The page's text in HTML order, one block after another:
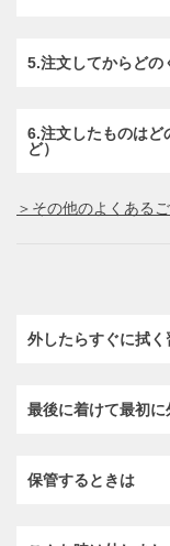
5.注文してからどの
6.注文したものはど
ど）
＞その他のよくある
外したらすぐに拭く
最後に着けて最初に
保管するときは